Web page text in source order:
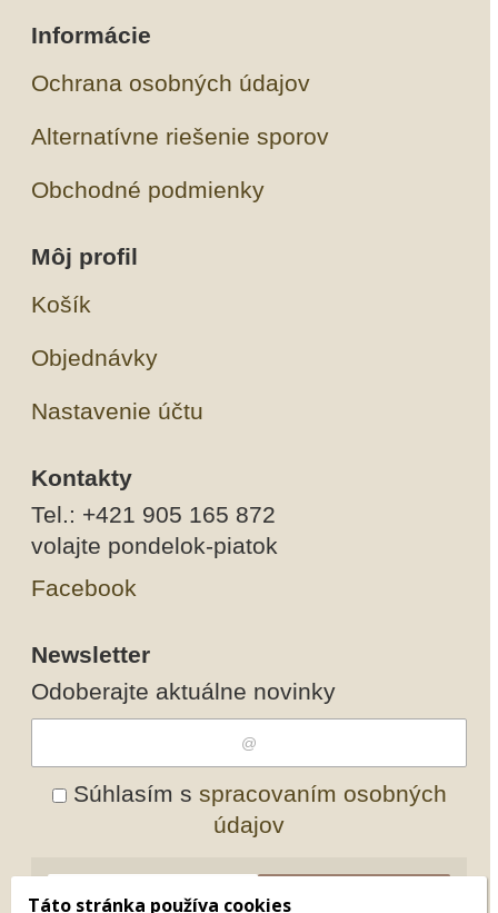
Informácie
Ochrana osobných údajov
Alternatívne riešenie sporov
Obchodné podmienky
Môj profil
Košík
Objednávky
Nastavenie účtu
Kontakty
Tel.: +421 905 165 872
volajte pondelok-piatok
Facebook
Newsletter
Odoberajte aktuálne novinky
Súhlasím s spracovaním osobných
údajov
Táto stránka používa cookies